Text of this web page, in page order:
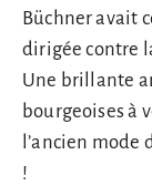
Büchner avait
dirigée contre
Une brillante
bourgeoises à
l’ancien
!